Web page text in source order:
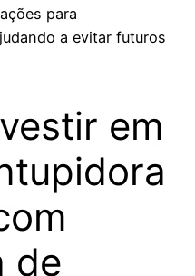
para
a evitar futuros
em
de